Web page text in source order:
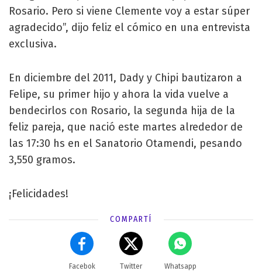
Rosario. Pero si viene Clemente voy a estar súper
agradecido”, dijo feliz el cómico en una entrevista
exclusiva.
En diciembre del 2011, Dady y Chipi bautizaron a
Felipe, su primer hijo y ahora la vida vuelve a
bendecirlos con Rosario, la segunda hija de la
feliz pareja, que nació este martes alrededor de
las 17:30 hs en el Sanatorio Otamendi, pesando
3,550 gramos.
¡Felicidades!
COMPARTÍ
Facebok Twitter Whatsapp